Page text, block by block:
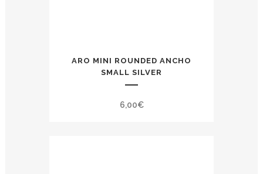
ARO MINI ROUNDED ANCHO
SMALL SILVER
6,00€